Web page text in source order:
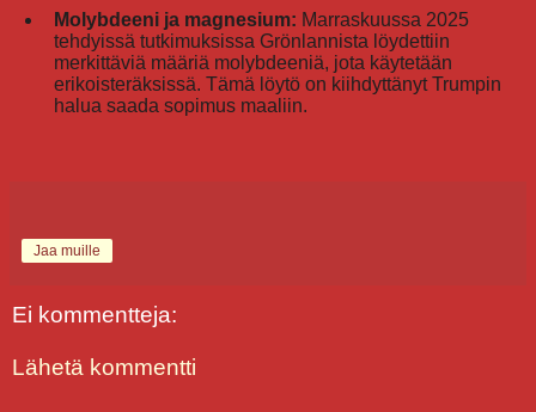
Molybdeeni ja magnesium: Marraskuussa 2025
tehdyissä tutkimuksissa Grönlannista löydettiin
merkittäviä määriä molybdeeniä, jota käytetään
erikoisteräksissä. Tämä löytö on kiihdyttänyt Trumpin
halua saada sopimus maaliin.
Jaa muille
Ei kommentteja:
Lähetä kommentti